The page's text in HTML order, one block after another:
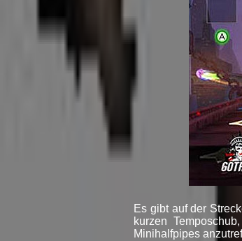
Es gibt auf der
kurzen
Minihalfpipes